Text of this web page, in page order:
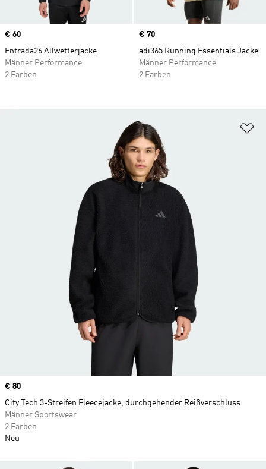
Price
€ 60
Entrada26 Allwetterjacke
Männer Performance
2 Farben
Price
€ 70
adi365 Running Essentials Jacke
Männer Performance
2 Farben
Price
€ 80
City Tech 3-Streifen Fleecejacke, durchgehender Reißverschluss
Männer Sportswear
2 Farben
Neu